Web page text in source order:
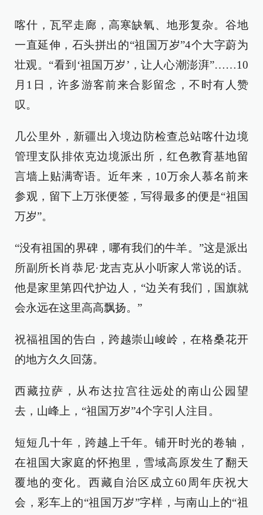
喀什，瓦罕走廊，高寒缺氧、地形复杂。谷地
一直延伸，石头拼出的“祖国万岁”4个大字蔚为
壮观。“看到‘祖国万岁’，让人心潮澎湃”……10
月1日，许多游客前来合影留念，不时有人赞
叹。
几公里外，新疆出入境边防检查总站喀什边境
管理支队排依克边境派出所，红色教育基地留
言墙上贴满寄语。近年来，10万余人慕名前来
参观，留下上万张便签，写得最多的便是“祖国
万岁”。
“没有祖国的界碑，哪有我们的牛羊。”这是派出
所副所长肖恭尼·龙吉克从小听家人常说的话。
他是家里第四代护边人，“边关有我们，国旗就
会永远在这里高高飘扬。”
祝福祖国的告白，跨越崇山峻岭，在格桑花开
的地方久久回荡。
西藏拉萨，从布达拉宫往远处的南山公园望
去，山峰上，“祖国万岁”4个字引人注目。
短短几十年，跨越上千年。铺开时光的卷轴，
在祖国大家庭的怀抱里，雪域高原发生了翻天
覆地的变化。西藏自治区成立60周年庆祝大
会，彩车上的“祖国万岁”字样，与南山上的“祖